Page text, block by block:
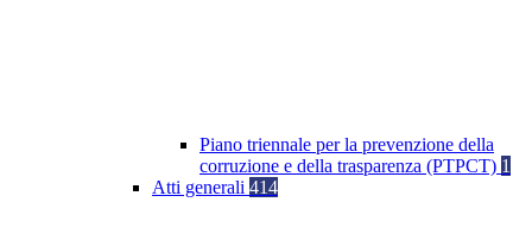
Piano triennale per la prevenzione della
corruzione e della trasparenza (PTPCT) 1
Atti generali 414